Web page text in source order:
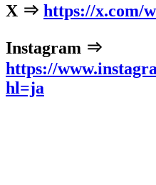
X ⇒ https://x.com/
Instagram ⇒
https://
hl=ja